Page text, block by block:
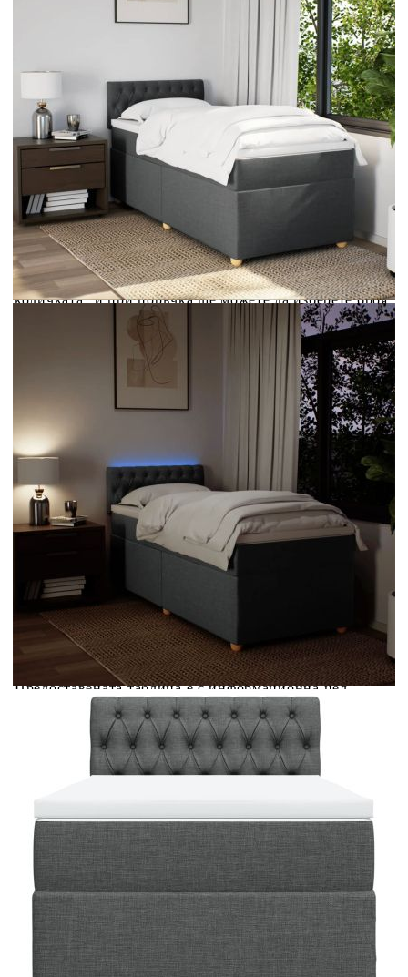
Дължина на захранващия кабел:
Материал за пълнеж:
Покет пружини, пяна
Средна
Купи на изплащане
Credit calculator
Боксспринг легло с матрак, тъмносиво, 100x200 см,
плат
Please select credit institution
Цена на продукта: €374.00
Extraction of information from credit institutions
Предоставената таблица е с информационна цел.
Добавете продукта в количката си с бутона "Добави в
количката" и при поръчка ще можете да изберете броя
вноски на кредита.
Acest tabel are caracter informativ. Adăugați produsul în
coșul de cumpărături unde veți putea selecta detaliile
cererii de creditare.
Предоставената таблица е с информационна цел.
Добавете продукта в количката си с бутона "Добави в
количката" и при поръчка ще можете да изберете броя
вноски на кредита.
Предоставената таблица е с информационна цел.
Добавете продукта в количката си с бутона "Добави в
количката" и при поръчка ще можете да изберете броя
Предоставената таблица е с информационна цел.
Добавете продукта в количката си с бутона "Добави в
количката" и при поръчка ще можете да изберете броя
вноски на кредита.
Предоставената таблица е с информационна цел.
Добавете продукта в количката си с бутона "Добави в
количката" и при поръчка ще можете да изберете броя
вноски на кредита.
Когато плащате с NewPay, всъщност NewPay плаща
Отложено до 30 дни от момента на изпращане на
поръчката без оскъпяване. За покупки на стойност до
400 лв. / €204,52
Плащане на 4 вноски. Заплащате 20% от стойността на
поръчката си на момента с карта. Останалата сума се
разделя на 3 равни месечни вноски без оскъпяване. За
покупки на стойност до 1000 лв. / €511.31
Плащане на 6 вноски. Стойността на поръчката се
разпределя в 6 равни месечни вноски с оскъпяване. За
покупки на стойност до 2000 лв. / €1022.61